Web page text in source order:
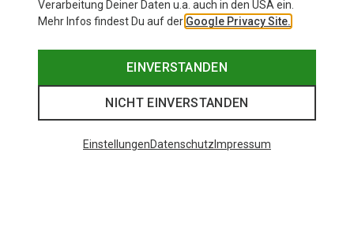
Verarbeitung Deiner Daten u.a. auch in den USA ein.
Mehr Infos findest Du auf der Google Privacy Site.
EINVERSTANDEN
NICHT EINVERSTANDEN
EinstellungenDatenschutz Impressum